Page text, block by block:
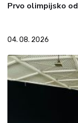
Prvo olimpijsko
04. 08. 2026